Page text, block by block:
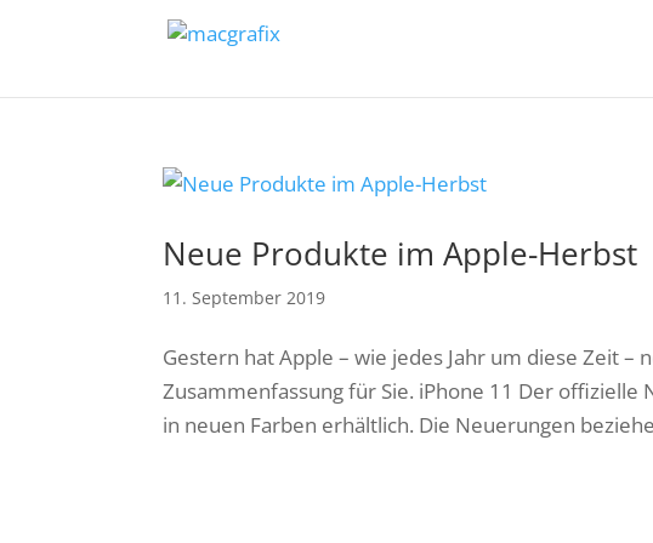
Neue Produkte im Apple-Herbst
11. September 2019
Gestern hat Apple – wie jedes Jahr um diese Zeit
Zusammenfassung für Sie. iPhone 11 Der offizielle
in neuen Farben erhältlich. Die Neuerungen